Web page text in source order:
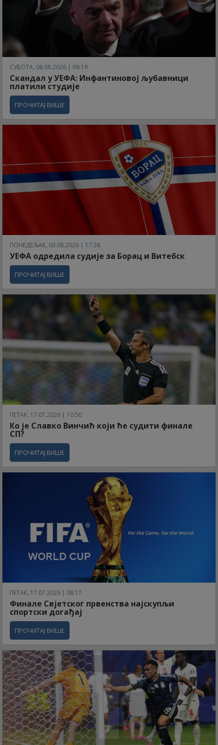
СУБОТА, 08.08.2026 | 09:19
Скандал у УЕФА: Инфантиновој љубавници
платили студије
ПРОЧИТАЈ ВИШЕ
ПОНЕДЕЉАК, 03.08.2026 | 17:38
УЕФА одредила судије за Борац и Витебск
ПРОЧИТАЈ ВИШЕ
ПЕТАК, 17.07.2026 | 10:50
Ко је Славко Винчић који ће судити финале
СП?
ПРОЧИТАЈ ВИШЕ
ПЕТАК, 17.07.2026 | 08:17
Финале Свјетског првенства најскупљи
спортски догађај
ПРОЧИТАЈ ВИШЕ